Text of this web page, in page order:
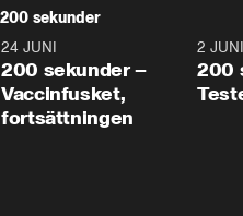
200 sekunder
5:00
24 JUNI
200 sekunder –
Vaccinfusket,
fortsättningen
2 JUNI
200